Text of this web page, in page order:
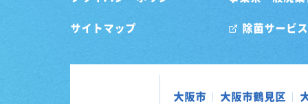
サイトマップ 除菌サービス
大阪市 大阪市鶴見区